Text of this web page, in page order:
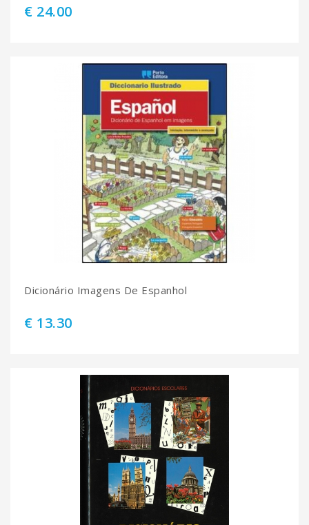
€ 24.00
Dicionário Imagens De Espanhol
€ 13.30